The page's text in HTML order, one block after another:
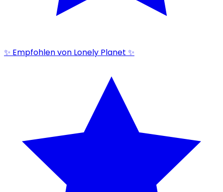
✨ Empfohlen von Lonely Planet ✨